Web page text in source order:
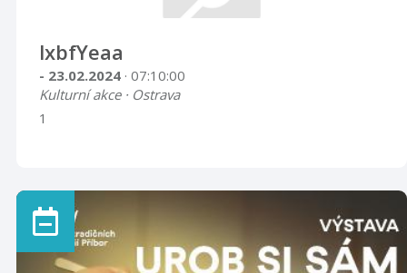
lxbfYeaa
- 23.02.2024 · 07:10:00
Kulturní akce · Ostrava
1